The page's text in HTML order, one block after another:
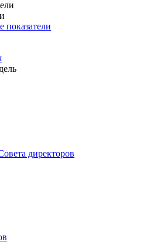
директоров